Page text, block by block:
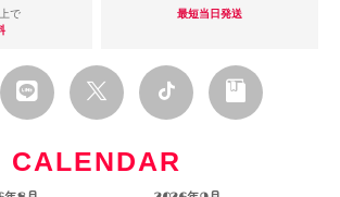
で
最短当日発送
CALENDAR